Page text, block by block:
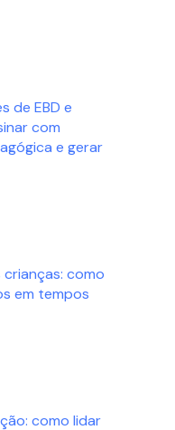
de EBD e
com
e gerar
como
em tempos
como lidar